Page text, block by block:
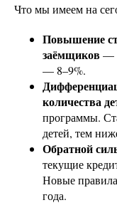
Что мы имеем на
Повышение
заёмщиков—
— 8–9%.
количества
программы.
детей, тем
Обратной
текущие
Новые
года.